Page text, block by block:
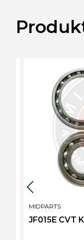
JF015E CVT
PRODUCENT
MIDPARTS